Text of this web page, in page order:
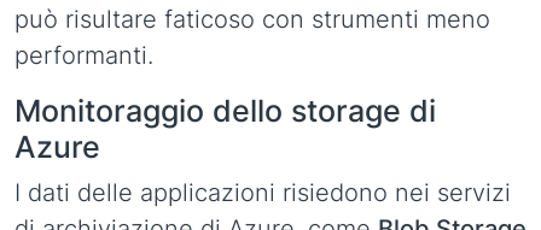
può risultare faticoso con strumenti meno
performanti.
Monitoraggio dello storage di
Azure
I dati delle applicazioni risiedono nei servizi